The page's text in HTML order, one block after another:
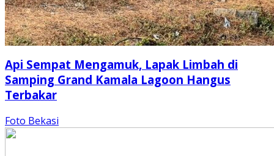
Api Sempat Mengamuk, Lapak Limbah di
Samping Grand Kamala Lagoon Hangus
Terbakar
Foto Bekasi